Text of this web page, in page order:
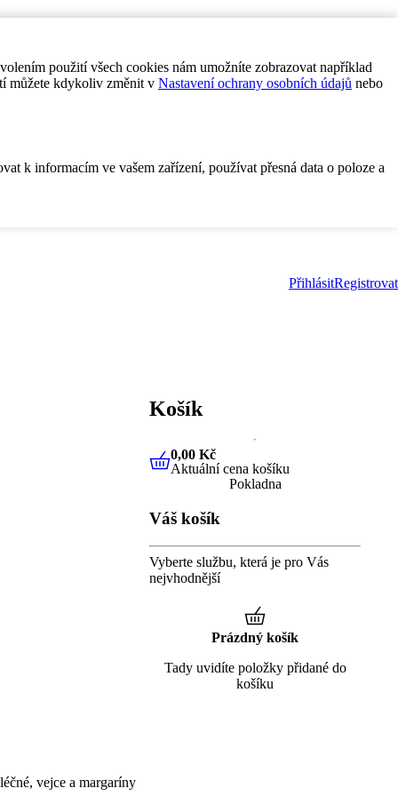
použití všech cookies nám umožníte zobrazovat například
můžete kdykoliv změnit v Nastavení ochrany osobních údajů nebo
k informacím ve vašem zařízení, používat přesná data o poloze a
PřihlásitRegistrovat
vejce a margaríny
Košík
0,00 KčAktuální cena košíku
0,00 Kč
Aktuální cena košíku
Pokladna
Váš košík
Vyberte službu, která je pro Vás
nejvhodnější
Prázdný košík
Tady uvidíte položky přidané do
košíku